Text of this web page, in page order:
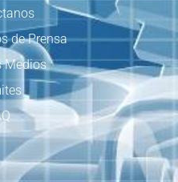
de Prensa
Medios